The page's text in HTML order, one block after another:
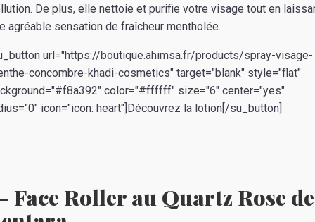
De plus, elle nettoie et purifie votre visage tout en
agréable sensation de fraîcheur mentholée.
url="https://boutique.ahimsa.fr/products/spray-visage-
concombre-khadi-cosmetics" target="blank" style="flat"
color="#ffffff" size="6" center="yes"
icon="icon: heart"]Découvrez la lotion[/su_button]
Face Roller au Quartz Rose de